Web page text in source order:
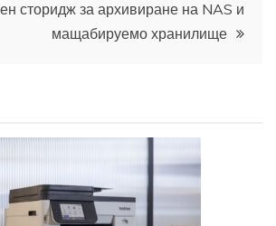
сторидж за архивиране на NAS и
мащабируемо хранилище